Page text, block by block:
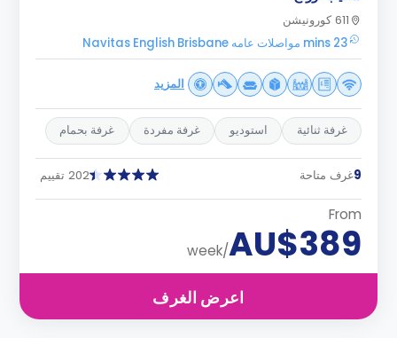
611 كورونيشن
23 mins مواصلات عامه Navitas English Brisbane
المزيد
غرفة ثنائية استوديو غرفة مفردة غرفة بحمام
9غرف متاحة 202 تقييم
From
AU$389
/week
اعرض الغرف